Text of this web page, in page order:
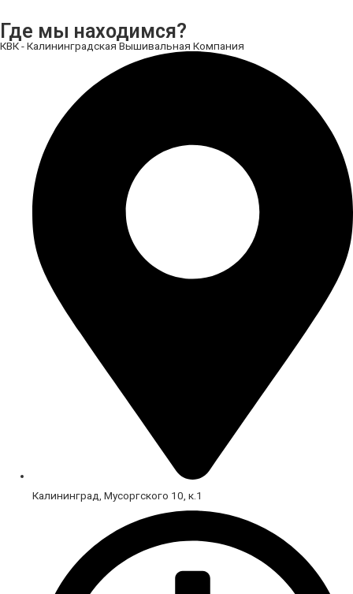
Где мы находимся?
КВК - Калининградская Вышивальная Компания
Калининград, Мусоргского 10, к.1